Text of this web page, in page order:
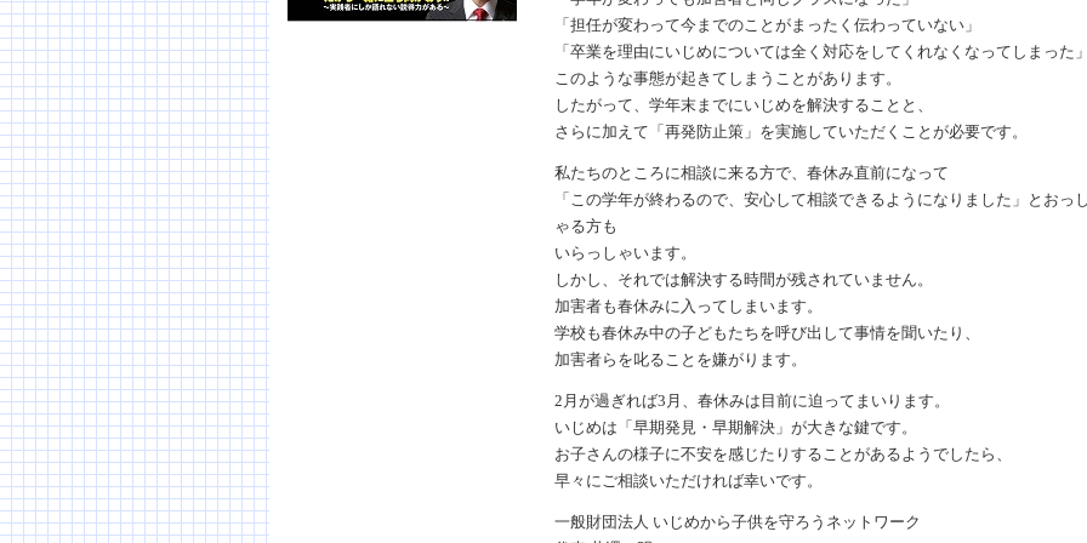
「担任が変わって今までのことがまったく伝わっていない」
「卒業を理由にいじめについては全く対応をしてくれなくなってしまった
このような事態が起きてしまうことがあります。
したがって、学年末までにいじめを解決することと、
さらに加えて「再発防止策」を実施していただくことが必要です。
私たちのところに相談に来る方で、春休み直前になって
「この学年が終わるので、安心して相談できるようになりました」とおっ
ゃる方も
いらっしゃいます。
しかし、それでは解決する時間が残されていません。
加害者も春休みに入ってしまいます。
学校も春休み中の子どもたちを呼び出して事情を聞いたり、
加害者らを叱ることを嫌がります。
2月が過ぎれば3月、春休みは目前に迫ってまいります。
いじめは「早期発見・早期解決」が大きな鍵です。
お子さんの様子に不安を感じたりすることがあるようでしたら、
早々にご相談いただければ幸いです。
一般財団法人 いじめから子供を守ろうネットワーク